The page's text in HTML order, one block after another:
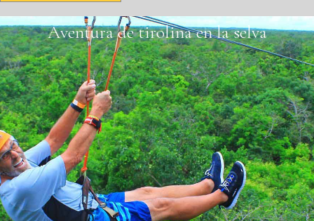
Aventura de tirolina en la selva